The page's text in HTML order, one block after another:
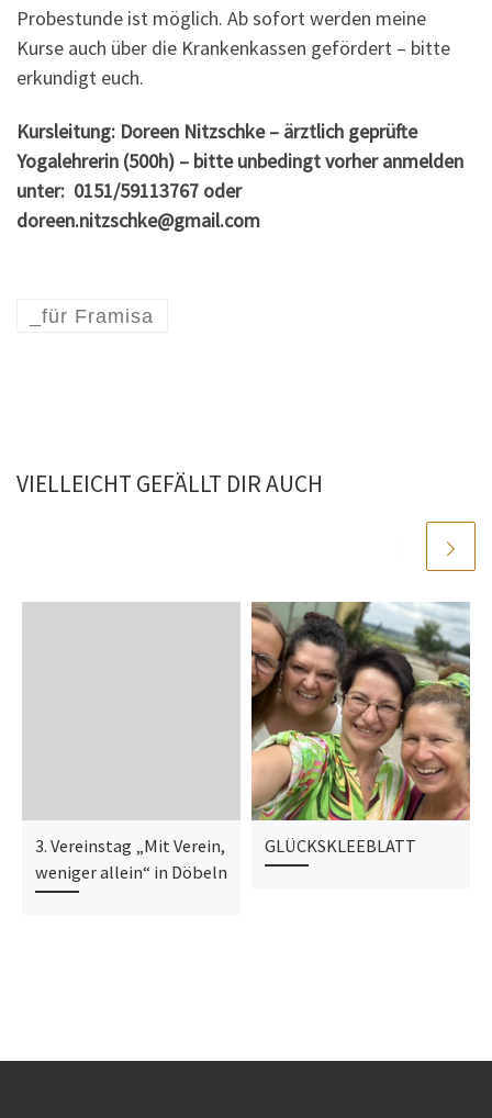
Probestunde ist möglich. Ab sofort werden meine
Kurse auch über die Krankenkassen gefördert – bitte
erkundigt euch.
Kursleitung: Doreen Nitzschke – ärztlich geprüfte
Yogalehrerin (500h) – bitte unbedingt vorher anmelden
unter: 0151/59113767 oder
doreen.nitzschke@gmail.com
_für Framisa
VIELLEICHT GEFÄLLT DIR AUCH
3. Vereinstag „Mit Verein,
weniger allein“ in Döbeln
GLÜCKSKLEEBLATT